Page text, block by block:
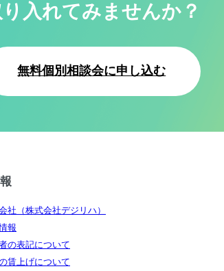
入れてみませんか？
無料個別相談会に申し込む
社（株式会社デジリハ）
報
の表記について
賃上げについて